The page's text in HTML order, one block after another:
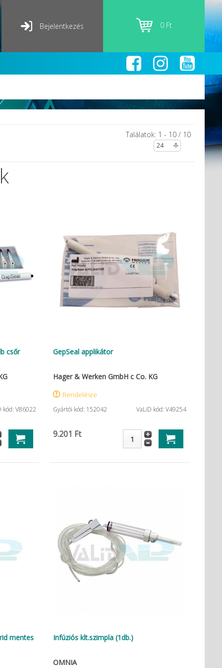
Bejelentkezés 0 Ft
Találatok: 1 - 10 / 10
csőr
kód: V86022
GepSeal applikátor
Hager & Werken GmbH c Co. KG
Rendelésre
Gyártói kód: 152042 VaLiD kód: V49254
9.201 Ft
mentes
Infúziós klt.szimpla (1db.)
OMNIA